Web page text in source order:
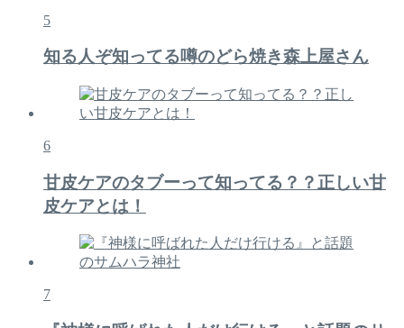
5
知る人ぞ知ってる噂のどら焼き森上屋さん
6
甘皮ケアのタブーって知ってる？？正しい甘
皮ケアとは！
7